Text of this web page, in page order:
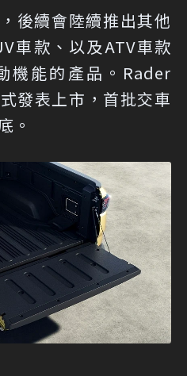
後續會陸續推出其他
車款、以及ATV車款
機能的產品。Rader
發表上市，首批交車
。